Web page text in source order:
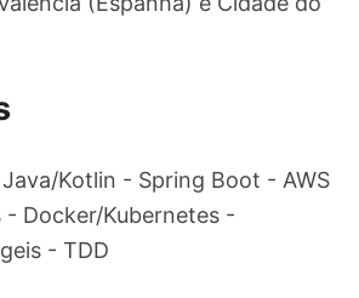
Kotlin - Spring Boot - AWS
Docker/Kubernetes -
- TDD